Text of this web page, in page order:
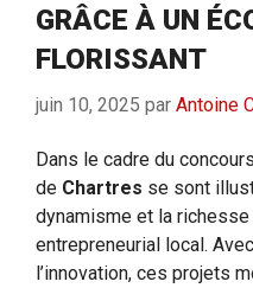
GRÂCE À UN
FLORISSANT
juin 10, 2025 par Antoine
Dans le cadre du concours
de Chartres se sont
dynamisme et la
entrepreneurial local.
l’innovation, ces projets